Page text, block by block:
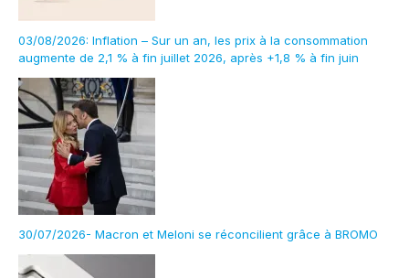
03/08/2026: Inflation – Sur un an, les prix à la consommation
augmente de 2,1 % à fin juillet 2026, après +1,8 % à fin juin
30/07/2026- Macron et Meloni se réconcilient grâce à BROMO